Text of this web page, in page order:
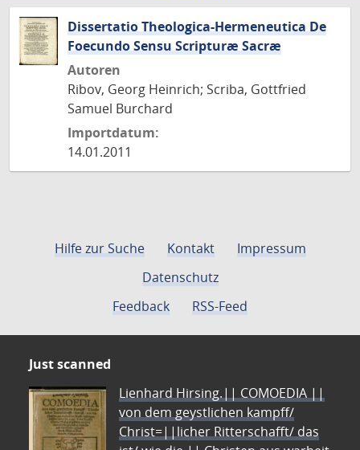
Dissertatio Theologica-Hermeneutica De
Foecundo Sensu Scripturæ Sacræ
Autoren
Ribov, Georg Heinrich; Scriba, Gottfried
Samuel Burchard
Importdatum:
14.01.2011
Hilfe zur Suche Kontakt
Impressum
Datenschutz
Feedback
RSS-Feed
Just scanned
Lienhard Hirsing.|| COMOEDIA ||
von dem geystlichen kampff/
Christ=||licher Ritterschafft/ das